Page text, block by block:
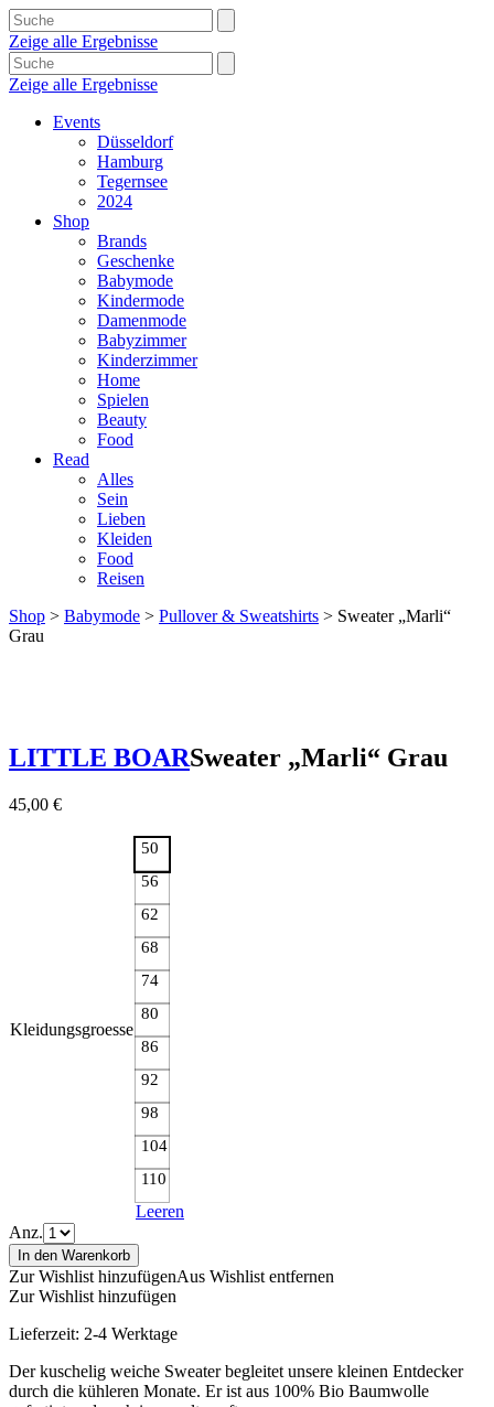
Zeige alle Ergebnisse
Zeige alle Ergebnisse
Events
Düsseldorf
Hamburg
Tegernsee
2024
Shop
Brands
Geschenke
Babymode
Kindermode
Damenmode
Babyzimmer
Kinderzimmer
Home
Spielen
Beauty
Food
Read
Alles
Sein
Lieben
Kleiden
Food
Reisen
Shop > Babymode > Pullover & Sweatshirts > Sweater „Marli“
Grau
LITTLE BOARSweater „Marli“ Grau
45,00 €
Kleidungsgroesse
50
56
62
68
74
80
86
92
98
104
110
Leeren
Anz.
In den Warenkorb
Zur Wishlist hinzufügenAus Wishlist entfernen
Zur Wishlist hinzufügen
Lieferzeit: 2-4 Werktage
Der kuschelig weiche Sweater begleitet unsere kleinen Entdecker
durch die kühleren Monate. Er ist aus 100% Bio Baumwolle